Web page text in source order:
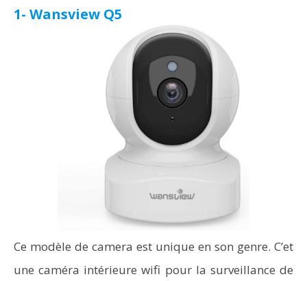
1- Wansview Q5
Ce modèle de camera est unique en son genre. C’et
une caméra intérieure wifi pour la surveillance de